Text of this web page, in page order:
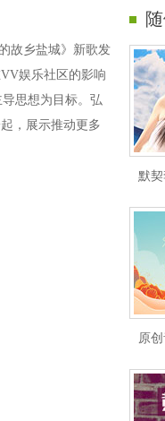
故乡盐城》新歌发
娱乐社区的影响
思想为目标。弘
，展示推动更多
默契
原